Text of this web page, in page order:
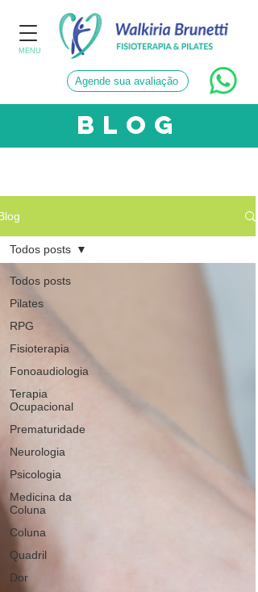
MENU
Agende sua avaliação
blog
Todos posts
Pilates
RPG
Fisioterapia
Fonoaudiologia
Terapia
Ocupacional
Prematuridade
Neurologia
Psicologia
Medicina da
Coluna
Coluna
Quadril
Dor
Todos posts